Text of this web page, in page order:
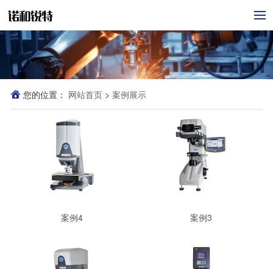
您的位置： 网站首页 > 案例展示
案例4 案例3